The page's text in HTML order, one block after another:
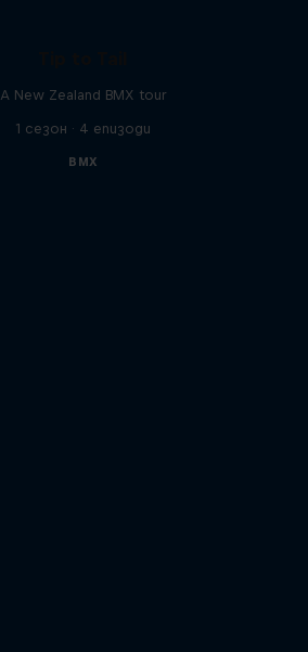
A New Zealand BMX tour
1 сезон · 4 епизоди
BMX